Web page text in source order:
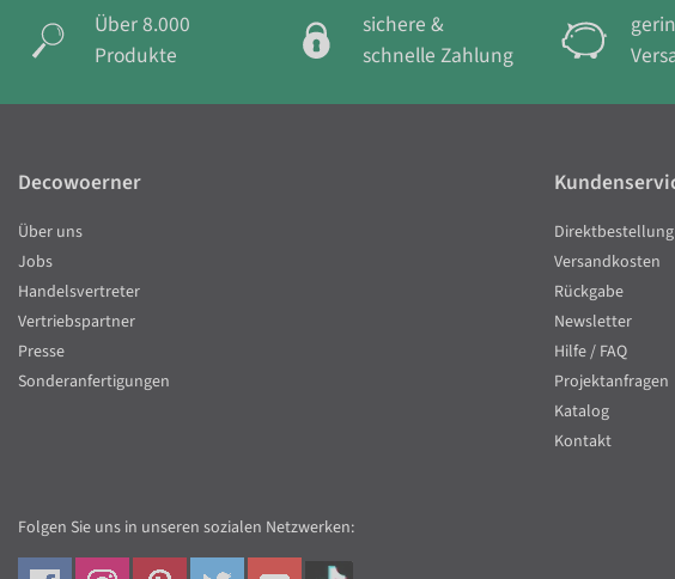
Über 8.000
Produkte
sichere &
schnelle Zahlung
Decowoerner
Über uns
Jobs
Handelsvertreter
Vertriebspartner
Presse
Sonderanfertigungen
Direktbestellung
Versandkosten
Rückgabe
Newsletter
Hilfe / FAQ
Projektanfragen
Katalog
Kontakt
Folgen Sie uns in unseren sozialen Netzwerken: